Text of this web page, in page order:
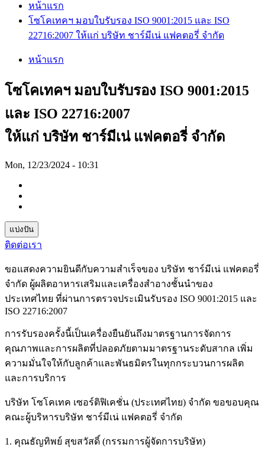
หน้าแรก
โซโคเทคฯ มอบใบรับรอง ISO 9001:2015 และ ISO
22716:2007 ให้แก่ บริษัท ชาร์มีเน่ แฟคตอรี่ จำกัด
หน้าแรก
โซโคเทคฯ มอบใบรับรอง ISO 9001:2015
และ ISO 22716:2007
ให้แก่ บริษัท ชาร์มีเน่ แฟคตอรี่ จำกัด
Mon, 12/23/2024 - 10:31
แบ่งปัน
ติดต่อเรา
ขอแสดงความยินดีกับความสำเร็จของ บริษัท ชาร์มีเน่ แฟคตอรี่
จำกัด ผู้ผลิตอาหารเสริมและเครื่องสำอางชั้นนำของ
ประเทศไทย ที่ผ่านการตรวจประเมินรับรอง ISO 9001:2015 และ
ISO 22716:2007
การรับรองครั้งนี้เป็นเครื่องยืนยันถึงมาตรฐานการจัดการ
คุณภาพและการผลิตที่ปลอดภัยตามมาตรฐานระดับสากล เพิ่ม
ความมั่นใจให้กับลูกค้าและพันธมิตรในทุกกระบวนการผลิต
และการบริการ
บริษัท โซโคเทค เซอร์ติฟิเคชั่น (ประเทศไทย) จำกัด ขอขอบคุณ
คณะผู้บริหารบริษัท ชาร์มีเน่ แฟคตอรี่ จำกัด
1. คุณธัญทิพย์ สุขสวัสดิ์ (กรรมการผู้จัดการบริษัท)